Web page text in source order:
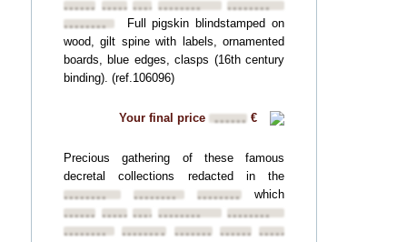
••••••••••••••••••••••••••••••••
••••••••
••••••••
Full pigskin blindstamped on
wood, gilt spine with labels, ornamented
boards, blue edges, clasps (16th century
binding). (ref.106096)
Your final price •••••• €
Precious gathering of these famous
decretal collections redacted in the
••••••••
•••••••• •••••••• which
••••••••••••••••••••••••••••••••
••••••••
••••••••
•••••••• •••••••• ••••••••••••••••